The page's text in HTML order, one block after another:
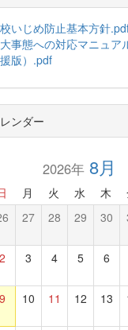
いじめ防止基本方針
事態への対応マニュア
版）.pdf
ンダー
2026年 8月
月 火 水 木
27 28 29 30
2 3 4 5 6
9 10 11 12 13